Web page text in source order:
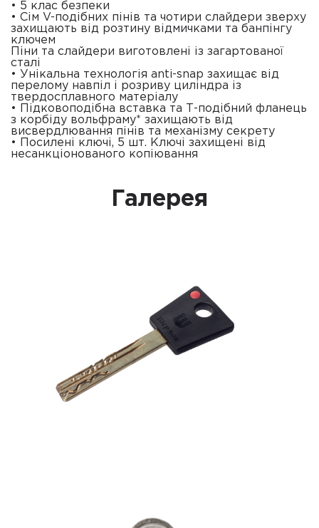
• 5 клас безпеки
• Сім V-подібних пінів та чотири слайдери зверху
захищають від розтину відмичками та банпінгу
ключем
Піни та слайдери виготовлені із загартованої
сталі
• Унікальна технологія anti-snap захищає від
перелому навпіл і розриву циліндра із
твердосплавного матеріалу
• Підковоподібна вставка та Т-подібний фланець
з корбіду вольфраму* захищають від
висвердлювання пінів та механізму секрету
• Посилені ключі, 5 шт. Ключі захищені від
несанкціонованого копіювання
Галерея